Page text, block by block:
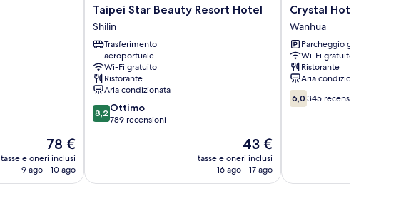
Il
prezzo
attuale
78 €
tasse e oneri inclusi
9 ago - 10 ago
Taipei
Star
Beauty
Resort
Hotel
Shilin
Taipei Star Beauty Resort Hotel
Shilin
Trasferimento
aeroportuale
Wi-Fi gratuito
Ristorante
Aria condizionata
8.2
su
8,2 Ottimo
789 recensioni
Il
prezzo
attuale
43 €
tasse e oneri inclusi
16 ago - 17 ago
Crystal
Hotel
Wanhua
Crystal Hotel
Wanhua
Parcheggio gratuito
Wi-Fi gratuito
Ristorante
Aria condizionata
6.0
su
6,0 345 recensioni